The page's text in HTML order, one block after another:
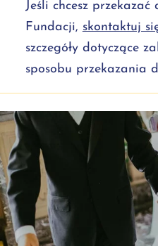
Jeśli chcesz
Fundacji, skontaktuj
szczegóły dotyczące
sposobu przekazania